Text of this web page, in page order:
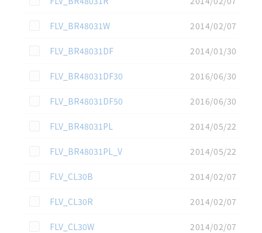
この資料を選択
FLV_BR48031W
2014/02/07
この資料を選択
FLV_BR48031DF
2014/01/30
この資料を選択
FLV_BR48031DF30
2016/06/30
この資料を選択
FLV_BR48031DF50
2016/06/30
この資料を選択
FLV_BR48031PL
2014/05/22
この資料を選択
FLV_BR48031PL_V
2014/05/22
この資料を選択
FLV_CL30B
2014/02/07
この資料を選択
FLV_CL30R
2014/02/07
この資料を選択
FLV_CL30W
2014/02/07